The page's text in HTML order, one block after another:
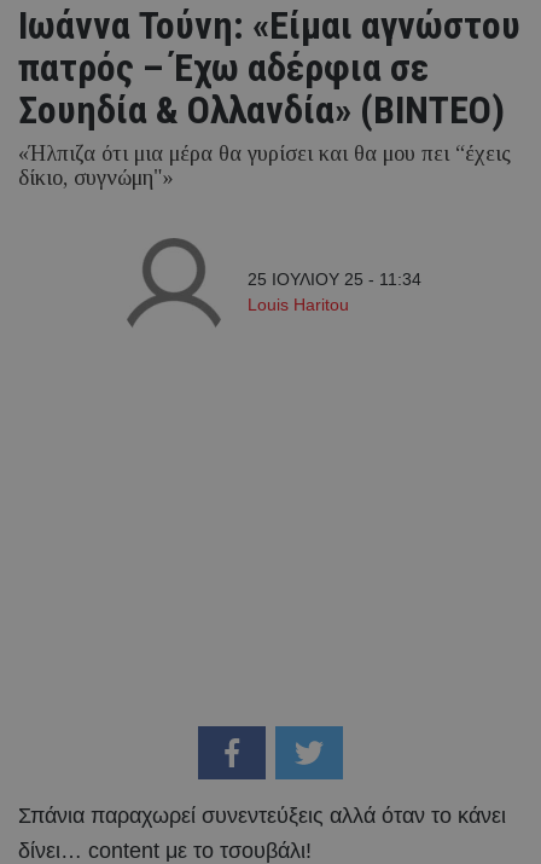
Ιωάννα Τούνη: «Είμαι αγνώστου
πατρός – Έχω αδέρφια σε
Σουηδία & Ολλανδία» (ΒΙΝΤΕΟ)
«Ήλπιζα ότι μια μέρα θα γυρίσει και θα μου πει “έχεις
δίκιο, συγνώμη"»
25 ΙΟΥΛΙΟΥ 25 - 11:34
Louis Haritou
Σπάνια παραχωρεί συνεντεύξεις αλλά όταν το κάνει
δίνει… content με το τσουβάλι!